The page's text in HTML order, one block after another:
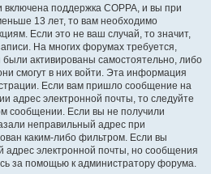
включена поддержка COPPA, и вы при
13 лет, то вам необходимо
Если это не ваш случай, то значит,
На многих форумах требуется,
активированы самостоятельно, либо
смогут в них войти. Эта информация
Если вам пришло сообщение на
адрес электронной почты, то следуйте
сообщении. Если вы не получили
неправильный адрес при
каким-либо фильтром. Если вы
адрес электронной почты, но сообщения
за помощью к администратору форума.